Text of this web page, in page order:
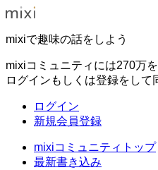
mixiで趣味の話をしよう
mixiコミュニティには270万
ログインもしくは登録をして
ログイン
新規会員登録
mixiコミュニティトップ
最新書き込み